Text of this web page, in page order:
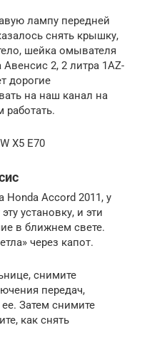
лампу передней
снять крышку,
шейка омывателя
2, 2 литра 1AZ-
дорогие
на наш канал на
работать.
X5 E70
Accord 2011, у
установку, и эти
в ближнем свете.
через капот.
снимите
передач,
Затем снимите
как снять